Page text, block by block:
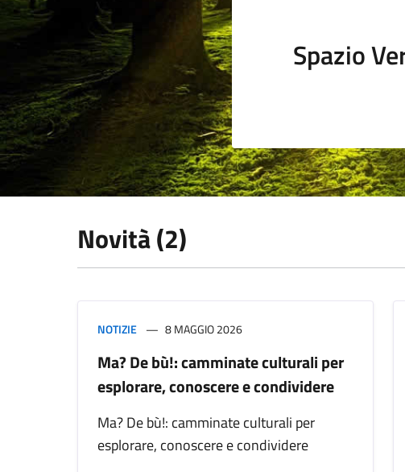
Spazio
Novità (2)
NOTIZIE 8 MAGGIO 2026
Ma? De bù!: camminate culturali per
esplorare, conoscere e condividere
Ma? De bù!: camminate culturali per
esplorare, conoscere e condividere